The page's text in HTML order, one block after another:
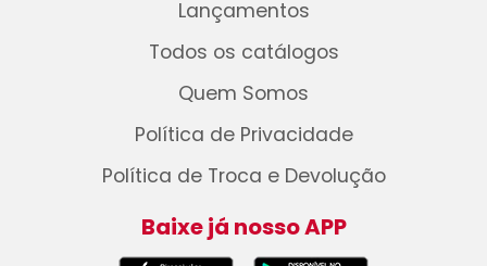
Lançamentos
Todos os catálogos
Quem Somos
Política de Privacidade
Política de Troca e Devolução
Baixe já nosso APP